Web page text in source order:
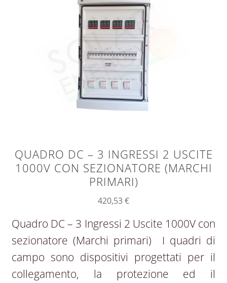
QUADRO DC – 3 INGRESSI 2 USCITE
1000V CON SEZIONATORE (MARCHI
PRIMARI)
420,53€
Quadro DC – 3 Ingressi 2 Uscite 1000V con
sezionatore (Marchi primari) I quadri di
campo sono dispositivi progettati per il
collegamento, la protezione ed il